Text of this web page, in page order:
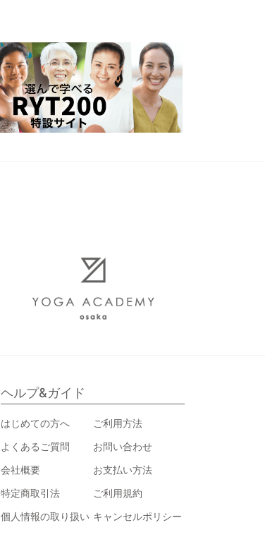
ヘルプ&ガイド
はじめての方へ
ご利用方法
よくあるご質問
お問い合わせ
会社概要
お支払い方法
特定商取引法
ご利用規約
個人情報の取り扱い キャンセルポリシー